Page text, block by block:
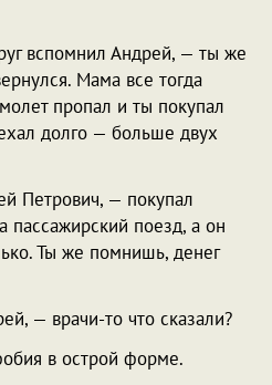
вспомнил Андрей, — ты же
Мама все тогда
пропал и ты покупал
долго — больше двух
Петрович, — покупал
поезд, а он
Ты же помнишь, денег
— врачи-то что сказали?
в острой форме.